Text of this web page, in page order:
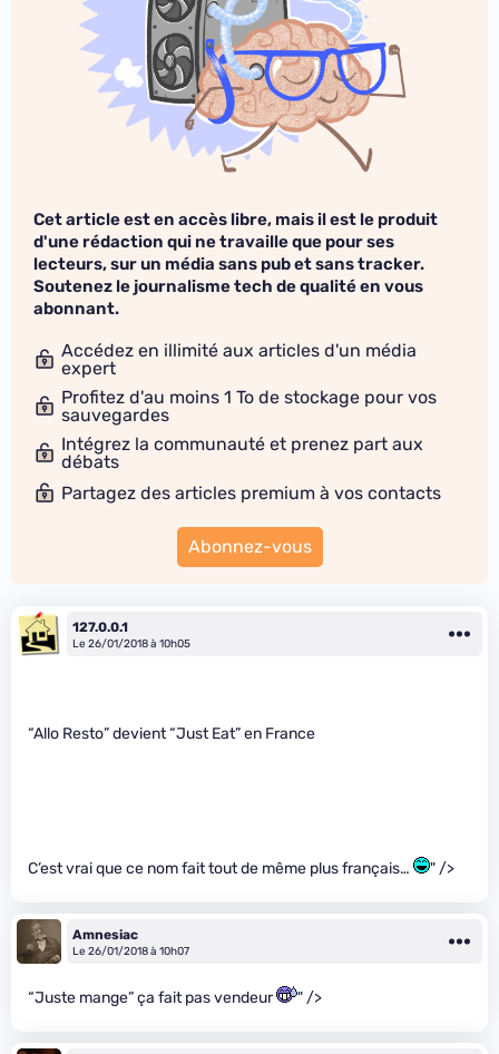
Cet article est en accès libre, mais il est le produit
d'une rédaction qui ne travaille que pour ses
lecteurs, sur un média sans pub et sans tracker.
Soutenez le journalisme tech de qualité en vous
abonnant.
Accédez en illimité aux articles d'un média
expert
Profitez d'au moins 1 To de stockage pour vos
sauvegardes
Intégrez la communauté et prenez part aux
débats
Partagez des articles premium à vos contacts
Abonnez-vous
127.0.0.1
Le 26/01/2018 à 10h05
“Allo Resto” devient “Just Eat” en France
C’est vrai que ce nom fait tout de même plus français… " />
Amnesiac
Le 26/01/2018 à 10h07
“Juste mange” ça fait pas vendeur " />